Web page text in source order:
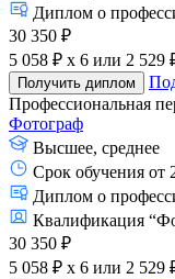
Диплом о
30 350 ₽
5 058 ₽ x 6 или 2 529
Получить диплом
Профессиональная
Фотограф
Высшее, среднее
Срок обучения от
Диплом о
Квалификация
30 350 ₽
5 058 ₽ x 6 или 2 529